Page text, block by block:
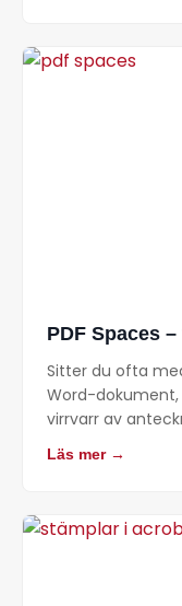
PDF Spaces
Sitter du ofta
Word-
virrvarr av
Läs mer →